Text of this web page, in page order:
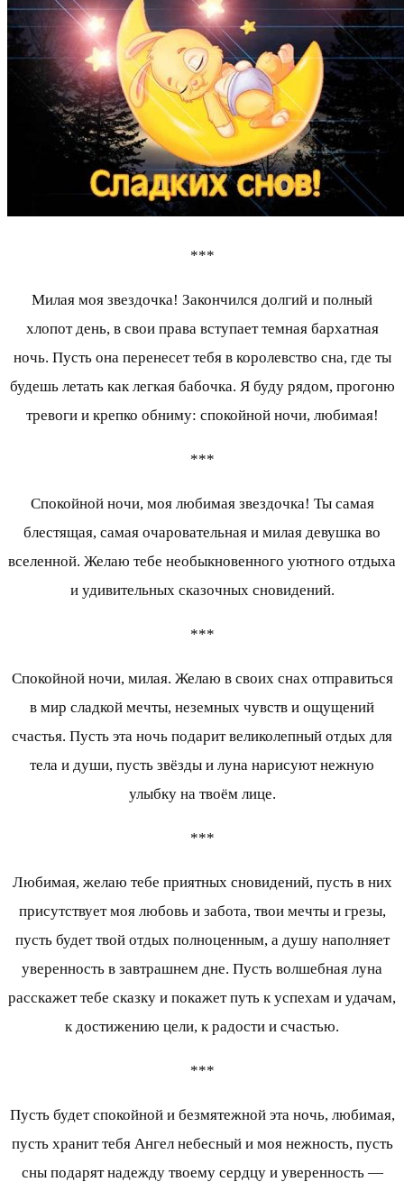
***
Милая моя звездочка! Закончился долгий и полный
хлопот день, в свои права вступает темная бархатная
ночь. Пусть она перенесет тебя в королевство сна, где ты
будешь летать как легкая бабочка. Я буду рядом, прогоню
тревоги и крепко обниму: спокойной ночи, любимая!
***
Спокойной ночи, моя любимая звездочка! Ты самая
блестящая, самая очаровательная и милая девушка во
вселенной. Желаю тебе необыкновенного уютного отдыха
и удивительных сказочных сновидений.
***
Спокойной ночи, милая. Желаю в своих снах отправиться
в мир сладкой мечты, неземных чувств и ощущений
счастья. Пусть эта ночь подарит великолепный отдых для
тела и души, пусть звёзды и луна нарисуют нежную
улыбку на твоём лице.
***
Любимая, желаю тебе приятных сновидений, пусть в них
присутствует моя любовь и забота, твои мечты и грезы,
пусть будет твой отдых полноценным, а душу наполняет
уверенность в завтрашнем дне. Пусть волшебная луна
расскажет тебе сказку и покажет путь к успехам и удачам,
к достижению цели, к радости и счастью.
***
Пусть будет спокойной и безмятежной эта ночь, любимая,
пусть хранит тебя Ангел небесный и моя нежность, пусть
сны подарят надежду твоему сердцу и уверенность —